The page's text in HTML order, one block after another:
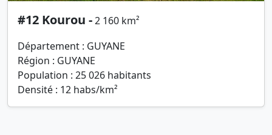
#12 Kourou -2 160 km²
Département : GUYANE
Région : GUYANE
Population : 25 026 habitants
Densité : 12 habs/km²